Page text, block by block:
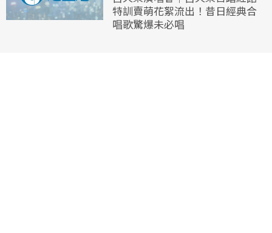
特訓賣萌花絮流出！昔日經典合
唱歌驚爆未必唱